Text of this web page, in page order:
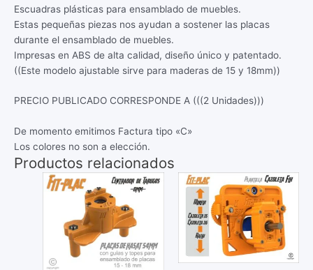
Escuadras plásticas para ensamblado de muebles.
Estas pequeñas piezas nos ayudan a sostener las placas
durante el ensamblado de muebles.
Impresas en ABS de alta calidad, diseño único y patentado.
((Este modelo ajustable sirve para maderas de 15 y 18mm))
PRECIO PUBLICADO CORRESPONDE A (((2 Unidades)))
De momento emitimos Factura tipo «C»
Los colores no son a elección.
Productos relacionados